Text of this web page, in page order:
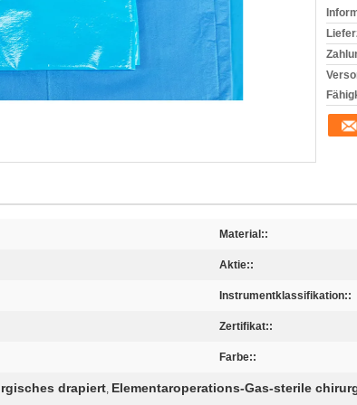
Material::
Aktie::
Instrumentklassifikation::
Zertifikat::
Farbe::
drapiert, Elementaroperations-Gas-sterile